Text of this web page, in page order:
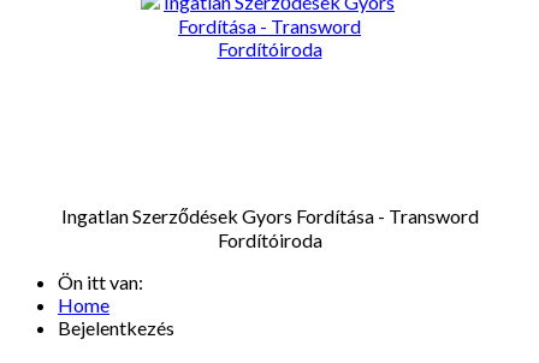
Ingatlan Szerződések Gyors Fordítása - Transword
Fordítóiroda
Ön itt van:
Home
Bejelentkezés